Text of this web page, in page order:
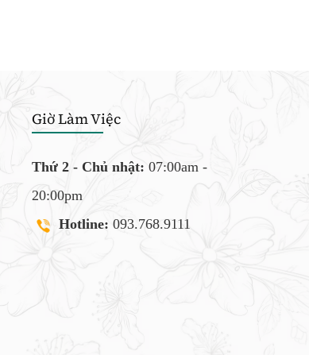
Giờ Làm Việc
Thứ 2 - Chủ nhật: 07:00am -
20:00pm
Hotline: 093.768.9111